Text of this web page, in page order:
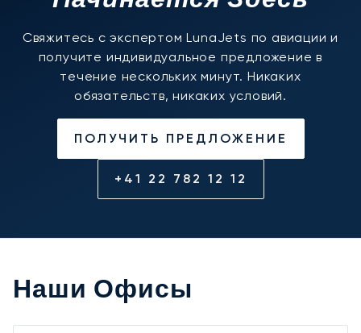
Свяжитесь с экспертом LunaJets по авиации и
получите индивидуальное предложение в
течение нескольких минут. Никаких
обязательств, никаких условий.
ПОЛУЧИТЬ ПРЕДЛОЖЕНИЕ
+41 22 782 12 12
Наши Офисы